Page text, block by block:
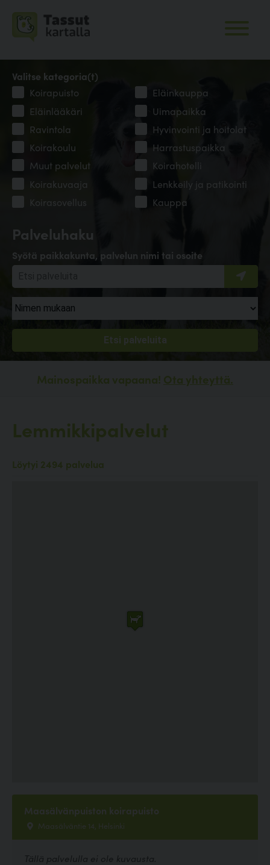
Palveluhaku
Syötä paikkakunta, palvelun nimi tai osoite
Valitse kategoria(t)
Koirapuisto
Eläinkauppa
Eläinlääkäri
Uimapaikka
Ravintola
Hyvinvointi ja hoitolat
Koirakoulu
Harrastuspaikka
Muut palvelut
Koirahotelli
Koirakuvaaja
Lenkkeily ja patikointi
Koirasovellus
Kauppa
Mainospaikka vapaana! Ota yhteyttä.
Lemmikkipalvelut
Löytyi 2494 palvelua
Maasälvänpuiston koirapuisto
Maasälväntie 14, Helsinki
Tällä palvelulla ei ole kuvausta.